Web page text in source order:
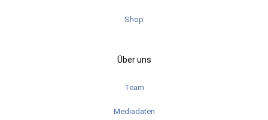
Shop
Über uns
Team
Mediadaten